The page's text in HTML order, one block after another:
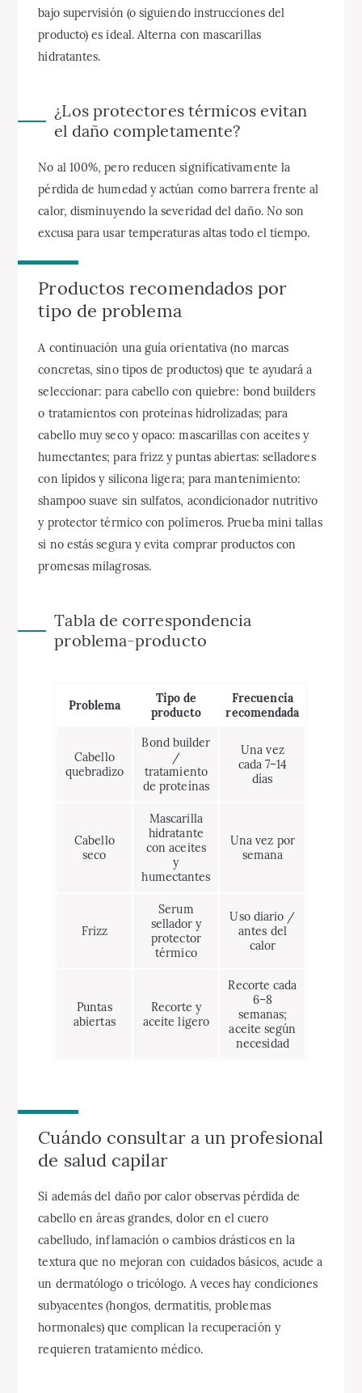
bajo supervisión (o siguiendo instrucciones del
producto) es ideal. Alterna con mascarillas
hidratantes.
¿Los protectores térmicos evitan
el daño completamente?
No al 100%, pero reducen significativamente la
pérdida de humedad y actúan como barrera frente al
calor, disminuyendo la severidad del daño. No son
excusa para usar temperaturas altas todo el tiempo.
Productos recomendados por
tipo de problema
A continuación una guía orientativa (no marcas
concretas, sino tipos de productos) que te ayudará a
seleccionar: para cabello con quiebre: bond builders
o tratamientos con proteínas hidrolizadas; para
cabello muy seco y opaco: mascarillas con aceites y
humectantes; para frizz y puntas abiertas: selladores
con lípidos y silicona ligera; para mantenimiento:
shampoo suave sin sulfatos, acondicionador nutritivo
y protector térmico con polímeros. Prueba mini tallas
si no estás segura y evita comprar productos con
promesas milagrosas.
Tabla de correspondencia
problema-producto
Problema
Tipo de
producto
Frecuencia
recomendada
Cabello
quebradizo
Bond builder
/
tratamiento
de proteínas
Una vez
cada 7–14
días
Cabello
seco
Mascarilla
hidratante
con aceites
y
humectantes
Una vez por
semana
Frizz
Serum
sellador y
protector
térmico
Uso diario /
antes del
calor
Puntas
abiertas
Recorte y
aceite ligero
Recorte cada
6–8
semanas;
aceite según
necesidad
Cuándo consultar a un profesional
de salud capilar
Si además del daño por calor observas pérdida de
cabello en áreas grandes, dolor en el cuero
cabelludo, inflamación o cambios drásticos en la
textura que no mejoran con cuidados básicos, acude a
un dermatólogo o tricólogo. A veces hay condiciones
subyacentes (hongos, dermatitis, problemas
hormonales) que complican la recuperación y
requieren tratamiento médico.